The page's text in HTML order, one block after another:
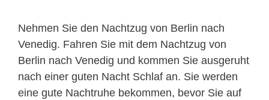
Nehmen Sie den Nachtzug von Berlin nach
Venedig. Fahren Sie mit dem Nachtzug von
Berlin nach Venedig und kommen Sie ausgeruht
nach einer guten Nacht Schlaf an. Sie werden
eine gute Nachtruhe bekommen, bevor Sie auf